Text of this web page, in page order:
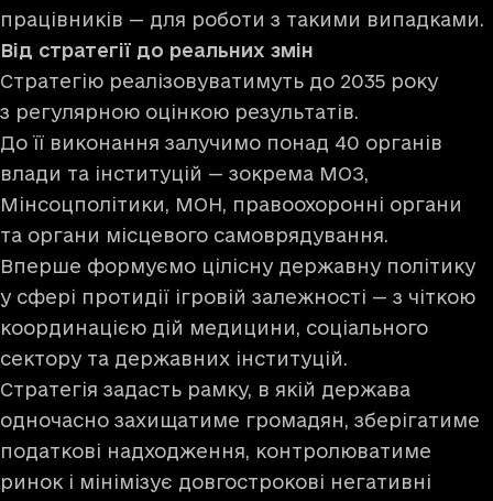
працівників — для роботи з такими випадками.
Від стратегії до реальних змін
Стратегію реалізовуватимуть до 2035 року
з регулярною оцінкою результатів.
До її виконання залучимо понад 40 органів
влади та інституцій — зокрема МОЗ,
Мінсоцполітики, МОН, правоохоронні органи
та органи місцевого самоврядування.
Вперше формуємо цілісну державну політику
у сфері протидії ігровій залежності — з чіткою
координацією дій медицини, соціального
сектору та державних інституцій.
Стратегія задасть рамку, в якій держава
одночасно захищатиме громадян, зберігатиме
податкові надходження, контролюватиме
ринок і мінімізує довгострокові негативні